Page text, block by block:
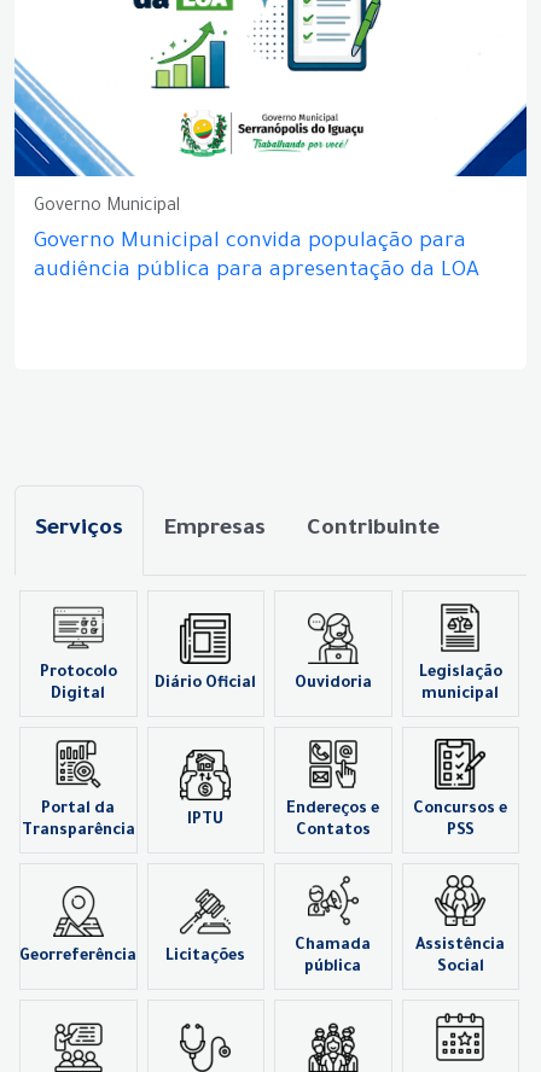
Governo Municipal
Governo Municipal convida população para
audiência pública para apresentação da LOA
Serviços Empresas Contribuinte
Protocolo
Digital
Diário Oficial Ouvidoria
Legislação
municipal
Portal da
Transparência
IPTU
Endereços e
Contatos
Concursos e
PSS
Georreferência Licitações
Chamada
pública
Assistência
Social